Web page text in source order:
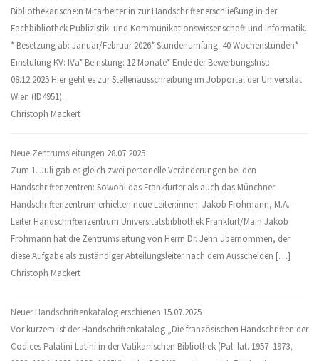
Bibliothekarische:n Mitarbeiter:in zur Handschriftenerschließung in der
Fachbibliothek Publizistik- und Kommunikationswissenschaft und Informatik.
* Besetzung ab: Januar/Februar 2026* Stundenumfang: 40 Wochenstunden*
Einstufung KV: IVa* Befristung: 12 Monate* Ende der Bewerbungsfrist:
08.12.2025 Hier geht es zur Stellenausschreibung im Jobportal der Universität
Wien (ID4951).
Christoph Mackert
Neue Zentrumsleitungen 28.07.2025
Zum 1. Juli gab es gleich zwei personelle Veränderungen bei den
Handschriftenzentren: Sowohl das Frankfurter als auch das Münchner
Handschriftenzentrum erhielten neue Leiter:innen. Jakob Frohmann, M.A. –
Leiter Handschriftenzentrum Universitätsbibliothek Frankfurt/Main Jakob
Frohmann hat die Zentrumsleitung von Herrn Dr. Jehn übernommen, der
diese Aufgabe als zuständiger Abteilungsleiter nach dem Ausscheiden […]
Christoph Mackert
Neuer Handschriftenkatalog erschienen 15.07.2025
Vor kurzem ist der Handschriftenkatalog „Die französischen Handschriften der
Codices Palatini Latini in der Vatikanischen Bibliothek (Pal. lat. 1957–1973,